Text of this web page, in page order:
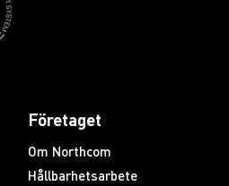
Företaget
Om Northcom
Hållbarhetsarbete